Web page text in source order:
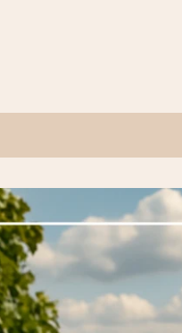
die Lese zum Genuss wird.